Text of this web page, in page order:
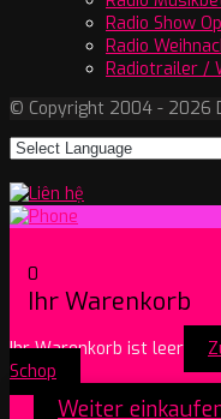
Radio Show
Radio
Radiotrailer /
© Copyright 2004 - 2026
0
Ihr Warenkorb
Ihr Warenkorb ist leer
Schop
Weiter